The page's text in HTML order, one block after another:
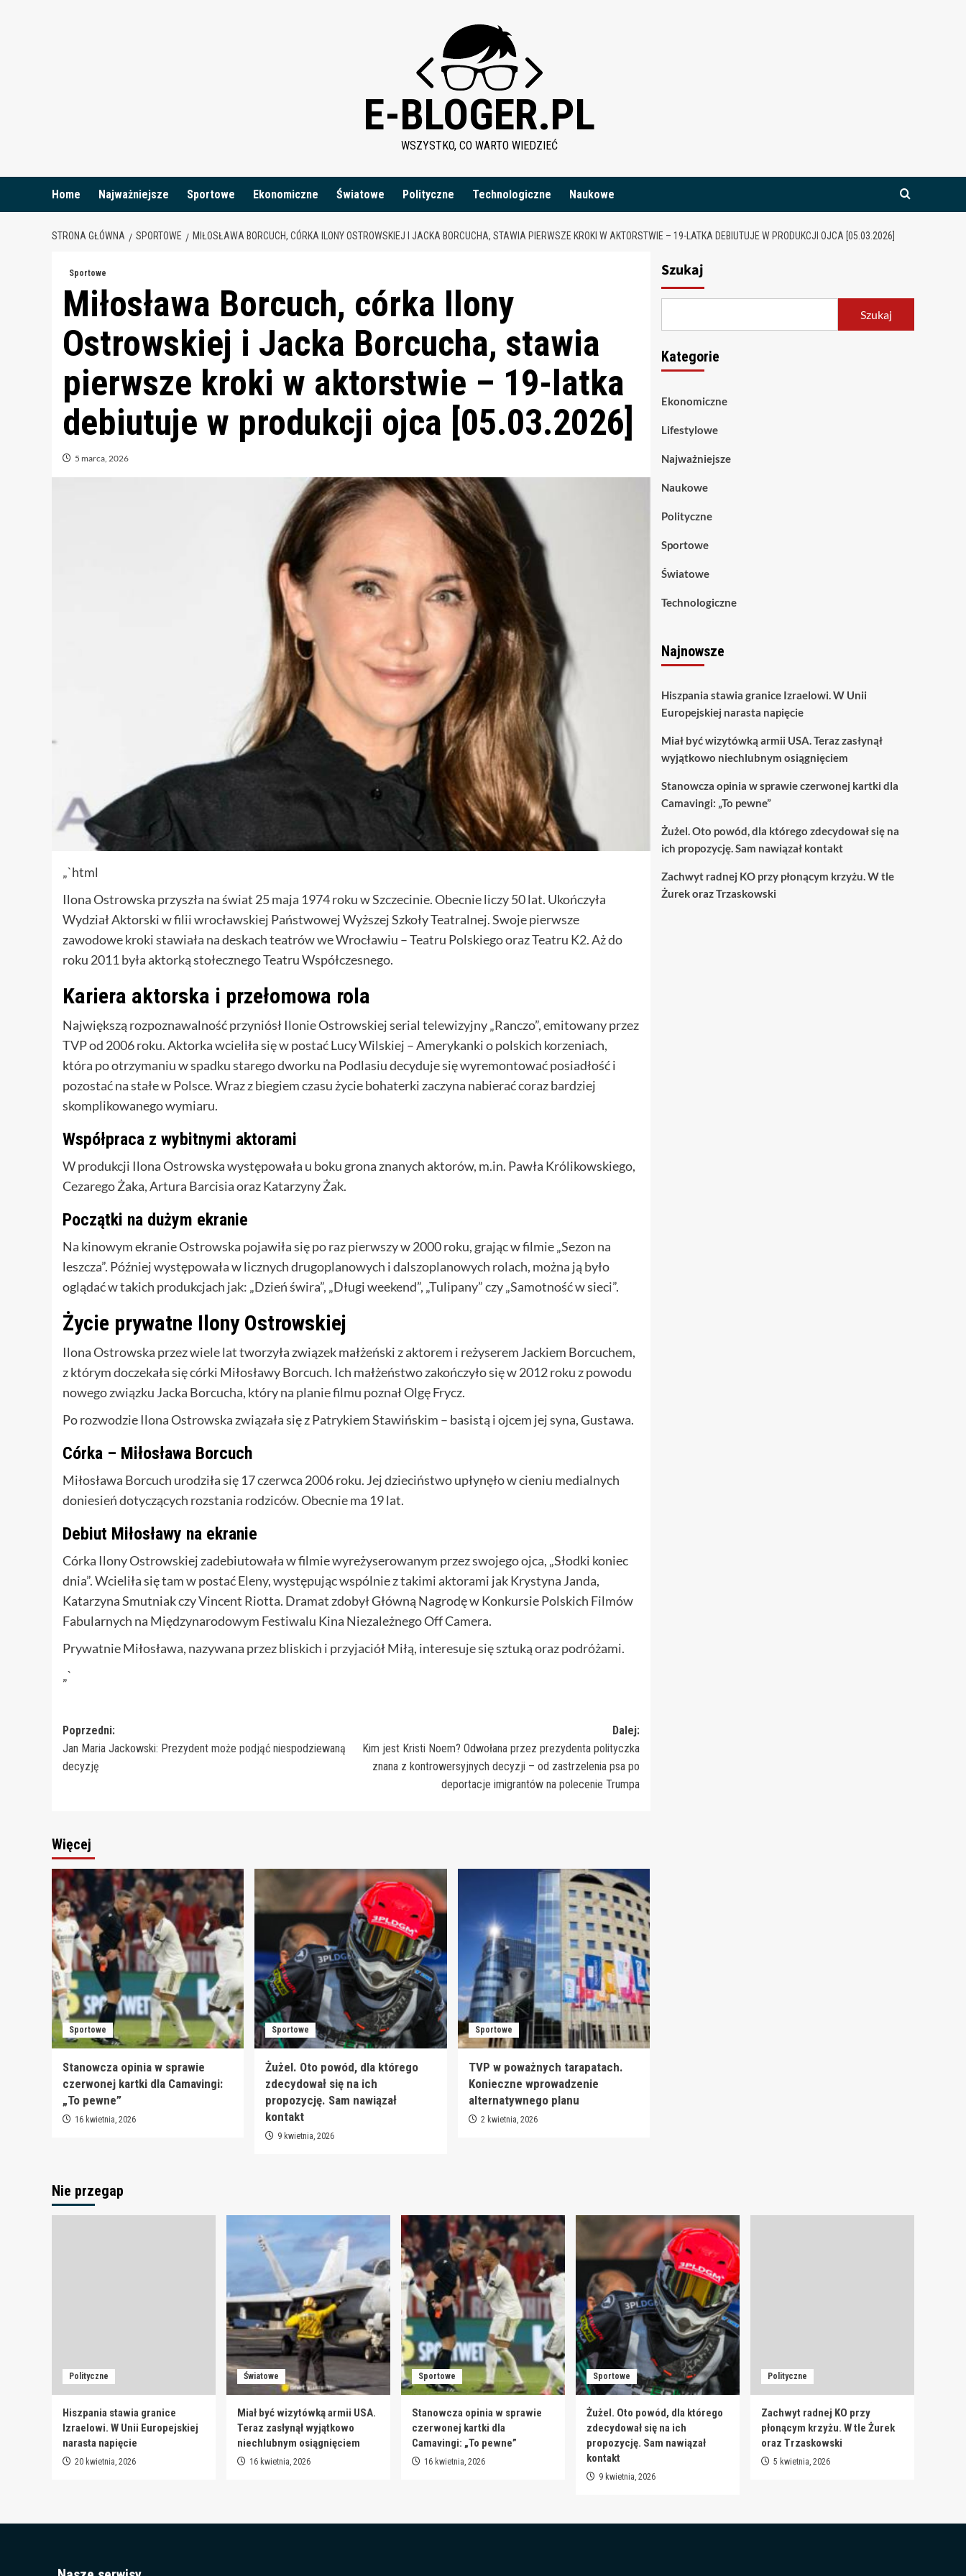
E-BLOGER.PL
WSZYSTKO, CO WARTO WIEDZIEĆ
Home Najważniejsze Sportowe Ekonomiczne Światowe Polityczne Technologiczne Naukowe
STRONA GŁÓWNA SPORTOWE MIŁOSŁAWA BORCUCH, CÓRKA ILONY OSTROWSKIEJ I JACKA BORCUCHA, STAWIA PIERWSZE KROKI W AKTORSTWIE – 19-LATKA DEBIUTUJE W PRODUKCJI OJCA [05.03.2026]
Sportowe
Miłosława Borcuch, córka Ilony
Ostrowskiej i Jacka Borcucha, stawia
pierwsze kroki w aktorstwie – 19-latka
debiutuje w produkcji ojca [05.03.2026]
5 marca, 2026
„`html
Ilona Ostrowska przyszła na świat 25 maja 1974 roku w Szczecinie. Obecnie liczy 50 lat. Ukończyła
Wydział Aktorski w filii wrocławskiej Państwowej Wyższej Szkoły Teatralnej. Swoje pierwsze
zawodowe kroki stawiała na deskach teatrów we Wrocławiu – Teatru Polskiego oraz Teatru K2. Aż do
roku 2011 była aktorką stołecznego Teatru Współczesnego.
Kariera aktorska i przełomowa rola
Największą rozpoznawalność przyniósł Ilonie Ostrowskiej serial telewizyjny „Ranczo”, emitowany przez
TVP od 2006 roku. Aktorka wcieliła się w postać Lucy Wilskiej – Amerykanki o polskich korzeniach,
która po otrzymaniu w spadku starego dworku na Podlasiu decyduje się wyremontować posiadłość i
pozostać na stałe w Polsce. Wraz z biegiem czasu życie bohaterki zaczyna nabierać coraz bardziej
skomplikowanego wymiaru.
Współpraca z wybitnymi aktorami
W produkcji Ilona Ostrowska występowała u boku grona znanych aktorów, m.in. Pawła Królikowskiego,
Cezarego Żaka, Artura Barcisia oraz Katarzyny Żak.
Początki na dużym ekranie
Na kinowym ekranie Ostrowska pojawiła się po raz pierwszy w 2000 roku, grając w filmie „Sezon na
leszcza”. Później występowała w licznych drugoplanowych i dalszoplanowych rolach, można ją było
oglądać w takich produkcjach jak: „Dzień świra”, „Długi weekend”, „Tulipany” czy „Samotność w sieci”.
Życie prywatne Ilony Ostrowskiej
Ilona Ostrowska przez wiele lat tworzyła związek małżeński z aktorem i reżyserem Jackiem Borcuchem,
z którym doczekała się córki Miłosławy Borcuch. Ich małżeństwo zakończyło się w 2012 roku z powodu
nowego związku Jacka Borcucha, który na planie filmu poznał Olgę Frycz.
Po rozwodzie Ilona Ostrowska związała się z Patrykiem Stawińskim – basistą i ojcem jej syna, Gustawa.
Córka – Miłosława Borcuch
Miłosława Borcuch urodziła się 17 czerwca 2006 roku. Jej dzieciństwo upłynęło w cieniu medialnych
doniesień dotyczących rozstania rodziców. Obecnie ma 19 lat.
Debiut Miłosławy na ekranie
Córka Ilony Ostrowskiej zadebiutowała w filmie wyreżyserowanym przez swojego ojca, „Słodki koniec
dnia”. Wcieliła się tam w postać Eleny, występując wspólnie z takimi aktorami jak Krystyna Janda,
Katarzyna Smutniak czy Vincent Riotta. Dramat zdobył Główną Nagrodę w Konkursie Polskich Filmów
Fabularnych na Międzynarodowym Festiwalu Kina Niezależnego Off Camera.
Prywatnie Miłosława, nazywana przez bliskich i przyjaciół Miłą, interesuje się sztuką oraz podróżami.
„`
Zobacz
wpisy
Poprzedni:
Jan Maria Jackowski: Prezydent może podjąć niespodziewaną
decyzję
Dalej:
Kim jest Kristi Noem? Odwołana przez prezydenta polityczka
znana z kontrowersyjnych decyzji – od zastrzelenia psa po
deportacje imigrantów na polecenie Trumpa
Więcej
Sportowe
Stanowcza opinia w sprawie
czerwonej kartki dla Camavingi:
„To pewne”
16 kwietnia, 2026
Sportowe
Żużel. Oto powód, dla którego
zdecydował się na ich
propozycję. Sam nawiązał
kontakt
9 kwietnia, 2026
Sportowe
TVP w poważnych tarapatach.
Konieczne wprowadzenie
alternatywnego planu
2 kwietnia, 2026
Szukaj
Szukaj
Kategorie
Ekonomiczne
Lifestylowe
Najważniejsze
Naukowe
Polityczne
Sportowe
Światowe
Technologiczne
Najnowsze
Hiszpania stawia granice Izraelowi. W Unii
Europejskiej narasta napięcie
Miał być wizytówką armii USA. Teraz zasłynął
wyjątkowo niechlubnym osiągnięciem
Stanowcza opinia w sprawie czerwonej kartki dla
Camavingi: „To pewne”
Żużel. Oto powód, dla którego zdecydował się na
ich propozycję. Sam nawiązał kontakt
Zachwyt radnej KO przy płonącym krzyżu. W tle
Żurek oraz Trzaskowski
Nie przegap
Polityczne
Hiszpania stawia granice
Izraelowi. W Unii Europejskiej
narasta napięcie
20 kwietnia, 2026
Światowe
Miał być wizytówką armii USA.
Teraz zasłynął wyjątkowo
niechlubnym osiągnięciem
16 kwietnia, 2026
Sportowe
Stanowcza opinia w sprawie
czerwonej kartki dla
Camavingi: „To pewne”
16 kwietnia, 2026
Sportowe
Żużel. Oto powód, dla którego
zdecydował się na ich
propozycję. Sam nawiązał
kontakt
9 kwietnia, 2026
Polityczne
Zachwyt radnej KO przy
płonącym krzyżu. W tle Żurek
oraz Trzaskowski
5 kwietnia, 2026